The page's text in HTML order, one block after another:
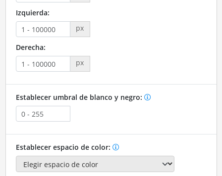
Izquierda:
px
Derecha:
px
Establecer umbral de blanco y negro:
Establecer espacio de color: